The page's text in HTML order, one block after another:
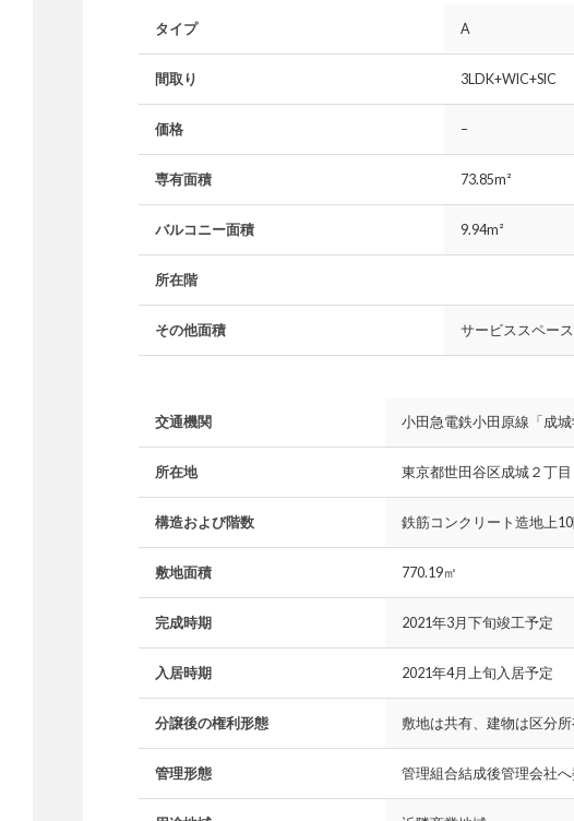
タイプ A
間取り 3LDK+WIC+SIC
価格 –
専有面積 73.85m²
バルコニー面積 9.94m²
所在階
その他面積 サービススペー
交通機関 小田急電鉄小田原線「成
所在地 東京都世田谷区成城２丁
構造および階数 鉄筋コンクリート造地上
敷地面積 770.19㎡
完成時期 2021年3月下旬竣工予定
入居時期 2021年4月上旬入居予定
分譲後の権利形態 敷地は共有、建物は区分
管理形態 管理組合結成後管理会社